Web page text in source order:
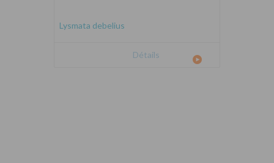
Lysmata debelius
Détails